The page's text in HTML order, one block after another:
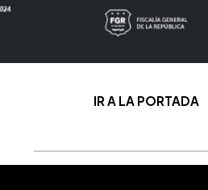
IR A LA PORTADA